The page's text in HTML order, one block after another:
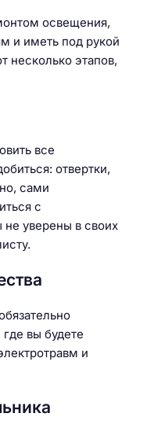
освещения,
и иметь под рукой
несколько этапов,
все
отвертки,
сами
с
уверены в своих
вы будете
и